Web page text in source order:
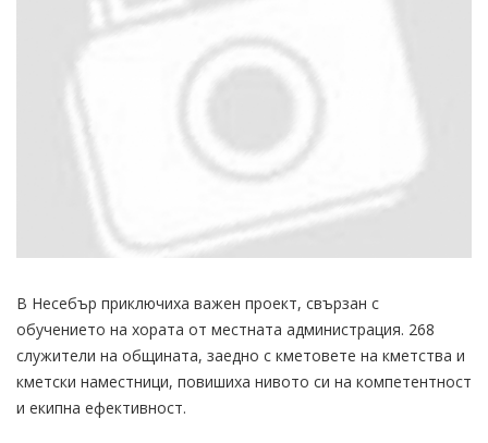
В Несебър приключиха важен проект, свързан с
обучението на хората от местната администрация. 268
служители на общината, заедно с кметовете на кметства и
кметски наместници, повишиха нивото си на компетентност
и екипна ефективност.